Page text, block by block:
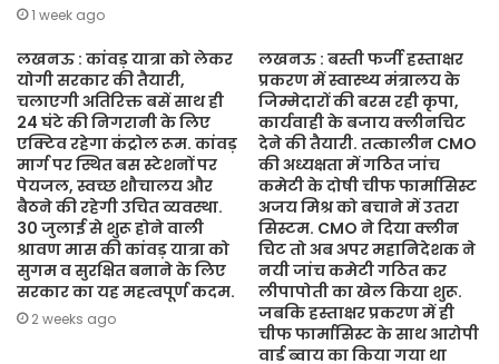
1 week ago
लखनऊ : कांवड़ यात्रा को लेकर
योगी सरकार की तैयारी,
चलाएगी अतिरिक्त बसें साथ ही
24 घंटे की निगरानी के लिए
एक्टिव रहेगा कंट्रोल रूम. कांवड़
मार्ग पर स्थित बस स्टेशनों पर
पेयजल, स्वच्छ शौचालय और
बैठने की रहेगी उचित व्यवस्था.
30 जुलाई से शुरू होने वाली
श्रावण मास की कांवड़ यात्रा को
सुगम व सुरक्षित बनाने के लिए
सरकार का यह महत्वपूर्ण कदम.
2 weeks ago
लखनऊ : बस्ती फर्जी हस्ताक्षर
प्रकरण में स्वास्थ्य मंत्रालय के
जिम्मेदारों की बरस रही कृपा,
कार्यवाही के बजाय क्लीनचिट
देने की तैयारी. तत्कालीन CMO
की अध्यक्षता में गठित जांच
कमेटी के दोषी चीफ फार्मासिस्ट
अजय मिश्र को बचाने में उतरा
सिस्टम. CMO ने दिया क्लीन
चिट तो अब अपर महानिदेशक ने
नयी जांच कमेटी गठित कर
लीपापोती का खेल किया शुरू.
जबकि हस्ताक्षर प्रकरण में ही
चीफ फार्मासिस्ट के साथ आरोपी
वार्ड ब्वाय का किया गया था